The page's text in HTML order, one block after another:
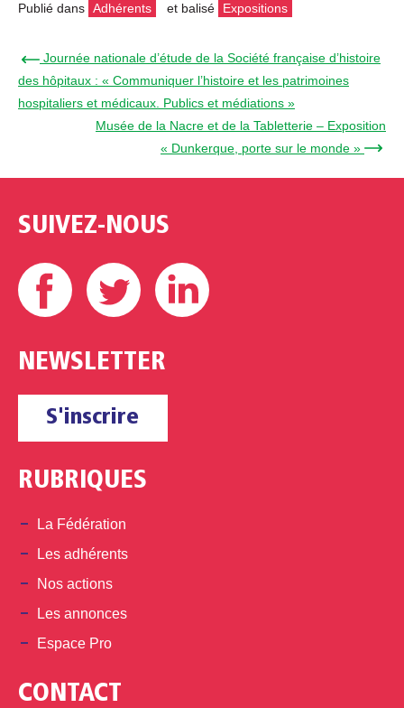
Publié dans Adhérents et balisé Expositions
← Journée nationale d’étude de la Société française d’histoire
des hôpitaux : « Communiquer l’histoire et les patrimoines
hospitaliers et médicaux. Publics et médiations »
Musée de la Nacre et de la Tabletterie – Exposition
« Dunkerque, porte sur le monde » →
SUIVEZ-NOUS
Facebook Twitter
NEWSLETTER
S'inscrire
RUBRIQUES
La Fédération
Les adhérents
Nos actions
Les annonces
Espace Pro
CONTACT